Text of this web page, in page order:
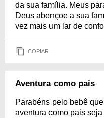
da sua família. Meus
Deus abençoe a sua
vez mais um lar de
COPIAR
Aventura como pais
Parabéns pelo bebê
aventura como pais